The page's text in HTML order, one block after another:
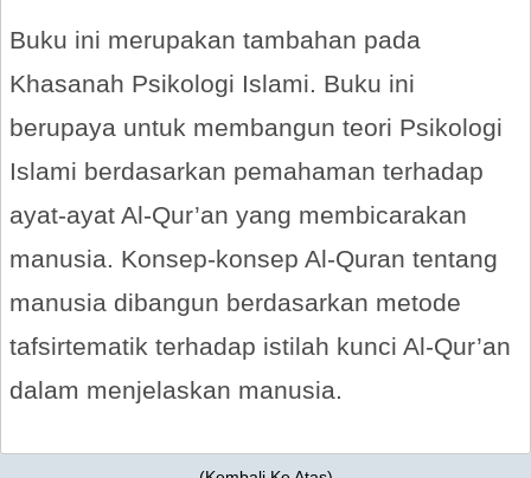
Buku ini merupakan tambahan pada
Khasanah Psikologi Islami. Buku ini
berupaya untuk membangun teori Psikologi
Islami berdasarkan pemahaman terhadap
ayat-ayat Al-Qur’an yang membicarakan
manusia. Konsep-konsep Al-Quran tentang
manusia dibangun berdasarkan metode
tafsirtematik terhadap istilah kunci Al-Qur’an
dalam menjelaskan manusia.